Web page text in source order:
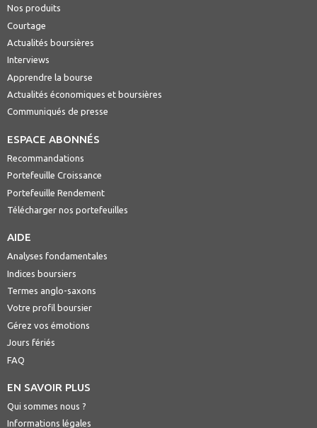
Nos produits
Courtage
Actualités boursières
Interviews
Apprendre la bourse
Actualités économiques et boursières
Communiqués de presse
ESPACE ABONNÉS
Recommandations
Portefeuille Croissance
Portefeuille Rendement
Télécharger nos portefeuilles
AIDE
Analyses fondamentales
Indices boursiers
Termes anglo-saxons
Votre profil boursier
Gérez vos émotions
Jours fériés
FAQ
EN SAVOIR PLUS
Qui sommes nous ?
Informations légales